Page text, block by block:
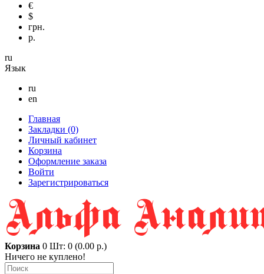
€
$
грн.
р.
ru
Язык
ru
en
Главная
Закладки (0)
Личный кабинет
Корзина
Оформление заказа
Войти
Зарегистрироваться
Корзина 0 Шт: 0 (0.00 р.)
Ничего не куплено!